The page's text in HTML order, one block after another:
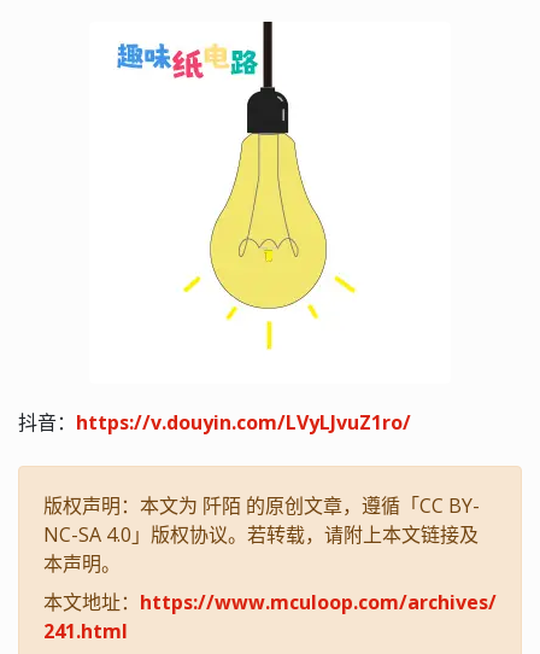
抖音： https://v.douyin.com/LVyLJvuZ1ro/
版权声明：本文为 阡陌 的原创文章，遵循「CC BY-
NC-SA 4.0」版权协议。若转载，请附上本文链接及
本声明。
本文地址： https://www.mculoop.com/archives/
241.html